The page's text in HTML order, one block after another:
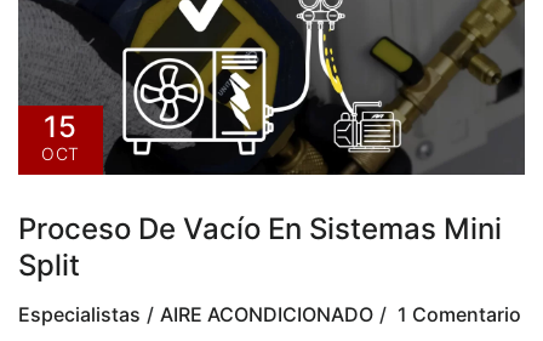
15
OCT
Proceso De Vacío En Sistemas Mini
Split
Especialistas AIRE ACONDICIONADO 1 Comentario